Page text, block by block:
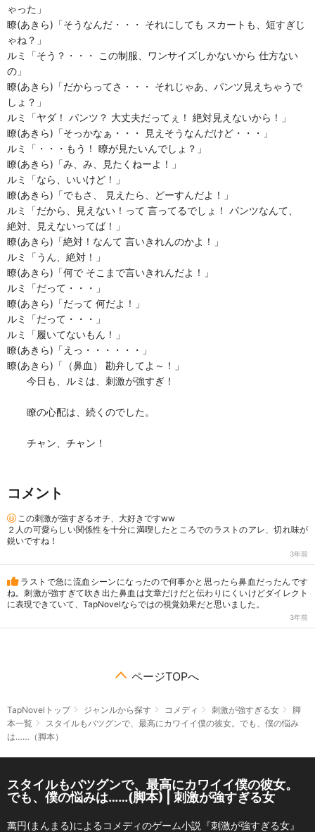
ゃった」
瞭(あきら)「そうなんだ・・・ それにしても スカートも、短すぎじ
ゃね？」
ルミ「そう？・・・ この制服、ワンサイズしかないから 仕方ない
の」
瞭(あきら)「だからってさ・・・ それじゃあ、パンツ見えちゃうで
しょ？」
ルミ「ヤダ！ パンツ？ 大丈夫だってぇ！ 絶対見えないから！」
瞭(あきら)「そっかなぁ・・・ 見えそうなんだけど・・・」
ルミ「・・・もう！ 瞭が見たいんでしょ？」
瞭(あきら)「み、み、見たくねーよ！」
ルミ「なら、いいけど！」
瞭(あきら)「でもさ、 見えたら、どーすんだよ！」
ルミ「だから、見えない！って 言ってるでしょ！ パンツなんて、
絶対、見えないってば！」
瞭(あきら)「絶対！なんて 言いきれんのかよ！」
ルミ「うん、絶対！」
瞭(あきら)「何で そこまで言いきれんだよ！」
ルミ「だって・・・」
瞭(あきら)「だって 何だよ！」
ルミ「だって・・・」
ルミ「履いてないもん！」
瞭(あきら)「えっ・・・・・・」
瞭(あきら)「（鼻血） 勘弁してよ～！」
今日も、ルミは、刺激が強すぎ！
瞭の心配は、続くのでした。
チャン、チャン！
コメント
この刺激が強すぎるオチ、大好きですww
２人の可愛らしい関係性を十分に満喫したところでのラストのアレ、切れ味が
鋭いですね！
3年前
ラストで急に流血シーンになったので何事かと思ったら鼻血だったんです
ね。刺激が強すぎて吹き出た鼻血は文章だけだと伝わりにくいけどダイレクト
に表現できていて、TapNovelならではの視覚効果だと思いました。
3年前
ページTOPへ
TapNovelトップ ジャンルから探す コメディ 刺激が強すぎる女
脚
本一覧
スタイルもバツグンで、最高にカワイイ僕の彼女。でも、僕の悩み
は……（脚本）
スタイルもバツグンで、最高にカワイイ僕の彼女。
でも、僕の悩みは……(脚本) | 刺激が強すぎる女
萬円(まんまる)によるコメディのゲーム小説『刺激が強すぎる女』